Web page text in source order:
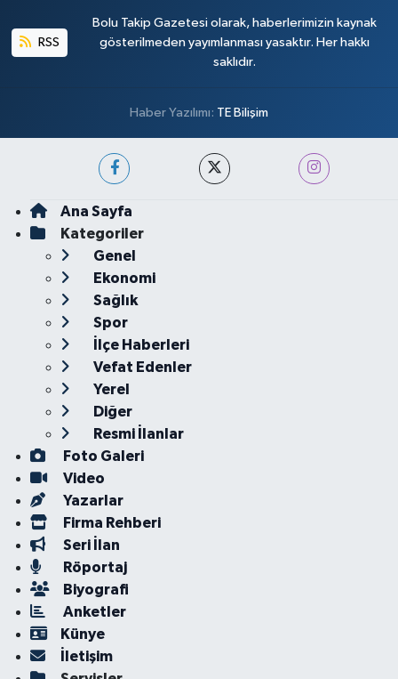
RSS
Bolu Takip Gazetesi olarak, haberlerimizin kaynak
gösterilmeden yayımlanması yasaktır. Her hakkı
saklıdır.
Haber Yazılımı: TE Bilişim
Ana Sayfa
Kategoriler
Genel
Ekonomi
Sağlık
Spor
İlçe Haberleri
Vefat Edenler
Yerel
Diğer
Resmi İlanlar
Foto Galeri
Video
Yazarlar
Firma Rehberi
Seri İlan
Röportaj
Biyografi
Anketler
Künye
İletişim